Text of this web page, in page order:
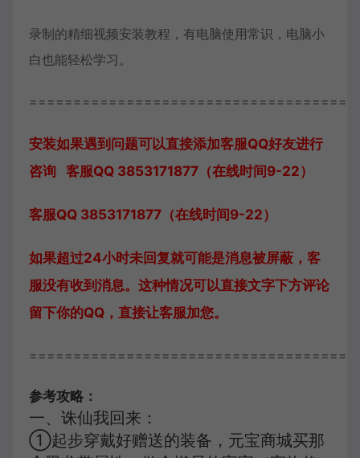
录制的精细视频安装教程，有电脑使用常识，电脑小
白也能轻松学习。
安装如果遇到问题可以直接添加客服QQ好友进行
咨询 客服QQ 3853171877（在线时间9-22）
客服QQ 3853171877（在线时间9-22）
如果超过24小时未回复就可能是消息被屏蔽，客
服没有收到消息。这种情况可以直接文字下方评论
留下你的QQ，直接让客服加您。
参考攻略：
一、诛仙我回来：
①起步穿戴好赠送的装备，元宝商城买那